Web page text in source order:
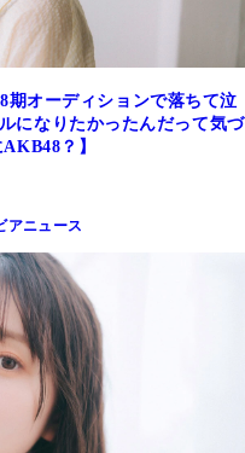
期オーディションで落ちて泣
になりたかったんだって気づ
？】
アニュース